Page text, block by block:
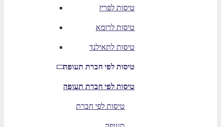
טיסות לפריז
טיסות לרומא
טיסות לתאילנד
טיסות לפי חברת תעופה
טיסות לפי חברת תעופה
טיסות לפי חברת